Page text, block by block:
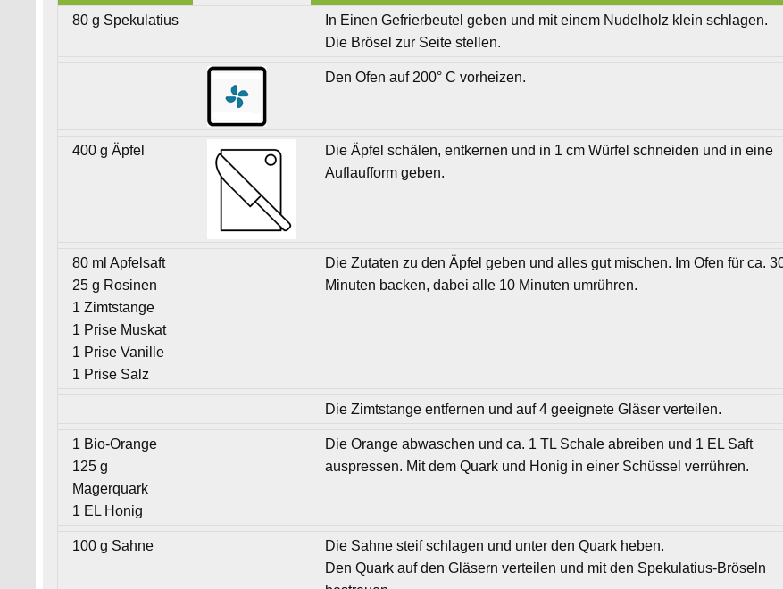
80 g Spekulatius
In Einen Gefrierbeutel geben und mit einem Nudelholz klein schlagen.
Die Brösel zur Seite stellen.
Den Ofen auf 200° C vorheizen.
400 g Äpfel
Die Äpfel schälen, entkernen und in 1 cm Würfel schneiden und in eine
Auflaufform geben.
80 ml Apfelsaft
25 g Rosinen
1 Zimtstange
1 Prise Muskat
1 Prise Vanille
1 Prise Salz
Die Zutaten zu den Äpfel geben und alles gut mischen. Im Ofen für ca.
Minuten backen, dabei alle 10 Minuten umrühren.
Die Zimtstange entfernen und auf 4 geeignete Gläser verteilen.
1 Bio-Orange
125 g
Magerquark
1 EL Honig
Die Orange abwaschen und ca. 1 TL Schale abreiben und 1 EL Saft
auspressen. Mit dem Quark und Honig in einer Schüssel verrühren.
100 g Sahne
Die Sahne steif schlagen und unter den Quark heben.
Den Quark auf den Gläsern verteilen und mit den Spekulatius-Bröseln